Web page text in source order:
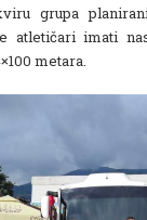
grupa
atletičari imati
metara.